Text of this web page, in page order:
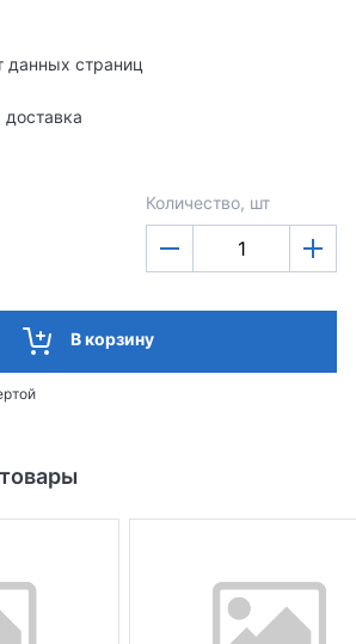
данных страниц
доставка
Количество, шт
В корзину